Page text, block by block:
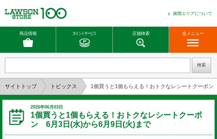
展開エリアについて
商品情報 ポイントサービス 店舗検索 全メニュー
サイトトップ トピックス 1個買うと1個もらえる！おトクなレシートクーポ
2026年06月03日
1個買うと1個もらえる！おトクなレシートクーポ
ン 6月3日(水)から6月9日(火)まで